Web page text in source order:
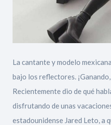
La cantante y modelo
bajo los reflectores.
Recientemente dio de qué
disfrutando de unas
estadounidense Jared Leto, a